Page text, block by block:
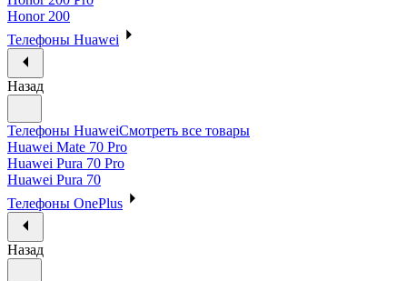
Honor 200
Телефоны Huawei
Назад
Телефоны HuaweiСмотреть все товары
Huawei Mate 70 Pro
Huawei Pura 70 Pro
Huawei Pura 70
Телефоны OnePlus
Назад